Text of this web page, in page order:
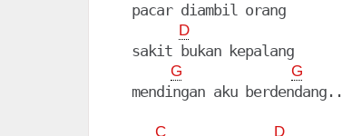
  pacar diambil orang
D
  sakit bukan kepalang
G G
  mendingan aku berdendang..
C D